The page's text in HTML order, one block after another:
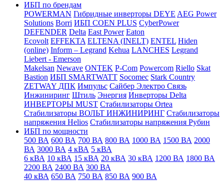
ИБП по брендам
POWERMAN Гибридные инверторы DEYE AEG Power
Solutions Borri ИБП COEN PLUS CyberPower
DEFENDER Delta East Power Eaton
Ecovolt EFFEKTA ELTENA (INELT) ENTEL Hiden
(online) Inform – Legrand Kehua LANCHES Legrand
Liebert - Emerson
Makelsan Newave ONTEK P-Com Powercom Riello Skat
Bastion ИБП SMARTWATT Socomec Stark Country
ZETWAY ДПК Импульс Сайбер Электро Связь
Инжиниринг Штиль Энергия Инверторы Delta
ИНВЕРТОРЫ MUST Стабилизаторы Ortea
Стабилизаторы ВОЛЬТ ИНЖИНИРИНГ Стабилизаторы
напряжения Helios Стабилизаторы напряжения Рубин
ИБП по мощности
500 ВА 600 ВА 700 ВА 800 ВА 1000 ВА 1500 ВА 2000
ВА 3000 ВА 4 кВА 5 кВА
6 кВА 10 кВА 15 кВА 20 кВА 30 кВА 1200 ВА 1800 ВА
2200 ВА 2400 ВА 300 ВА
40 кВА 650 ВА 750 ВА 850 ВА 900 ВА